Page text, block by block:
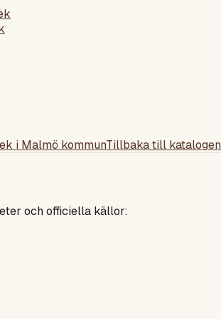
i Malmö kommunTillbaka till katalogen
och officiella källor: